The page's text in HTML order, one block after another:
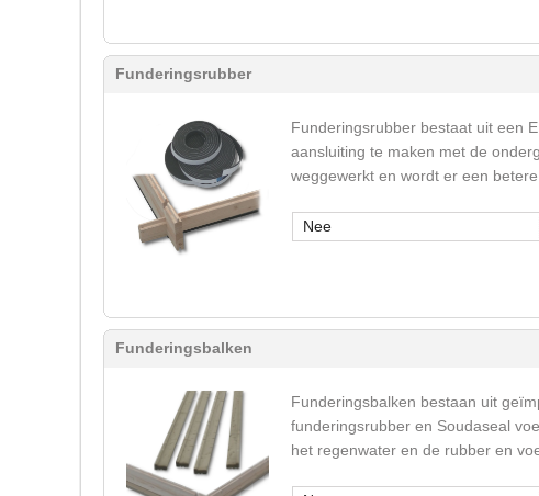
Funderingsrubber
Funderingsrubber bestaat uit een
aansluiting te maken met de
weggewerkt en wordt er een
Nee
Funderingsbalken
Funderingsbalken bestaan uit
funderingsrubber en Soudaseal
het regenwater en de rubber en